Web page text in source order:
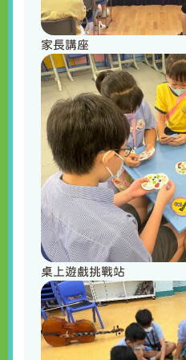
家長講座
桌上遊戲挑戰站